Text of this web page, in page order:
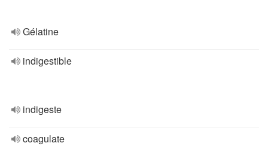
Gélatine
indigestible
indigeste
coagulate